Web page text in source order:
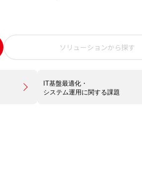
ソリューションから探す
IT基盤最適化・
システム運用に関する課題